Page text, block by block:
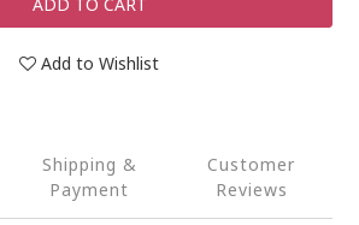
Add to Wishlist
Shipping &
Payment
Customer
Reviews